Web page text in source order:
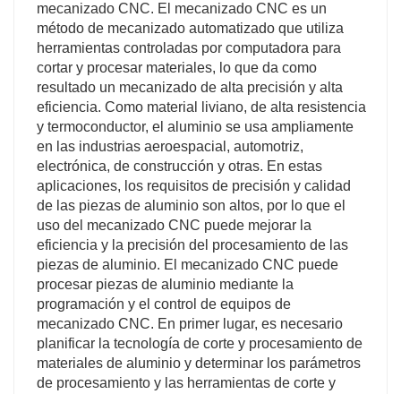
mecanizado CNC. El mecanizado CNC es un
método de mecanizado automatizado que utiliza
herramientas controladas por computadora para
cortar y procesar materiales, lo que da como
resultado un mecanizado de alta precisión y alta
eficiencia. Como material liviano, de alta resistencia
y termoconductor, el aluminio se usa ampliamente
en las industrias aeroespacial, automotriz,
electrónica, de construcción y otras. En estas
aplicaciones, los requisitos de precisión y calidad
de las piezas de aluminio son altos, por lo que el
uso del mecanizado CNC puede mejorar la
eficiencia y la precisión del procesamiento de las
piezas de aluminio. El mecanizado CNC puede
procesar piezas de aluminio mediante la
programación y el control de equipos de
mecanizado CNC. En primer lugar, es necesario
planificar la tecnología de corte y procesamiento de
materiales de aluminio y determinar los parámetros
de procesamiento y las herramientas de corte y